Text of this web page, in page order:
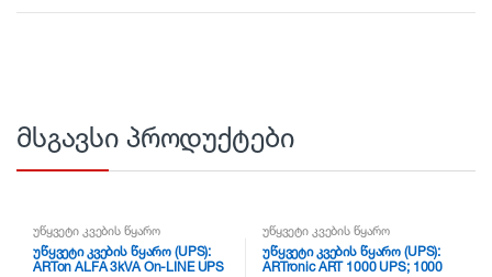
მსგავსი პროდუქტები
უწყვეტი კვების წყარო
უწყვეტი კვების წყარო (UPS):
ARTon ALFA 3kVA On-LINE UPS
უწყვეტი კვების წყარო
უწყვეტი კვების წყარო (UPS):
ARTronic ART 1000 UPS; 1000